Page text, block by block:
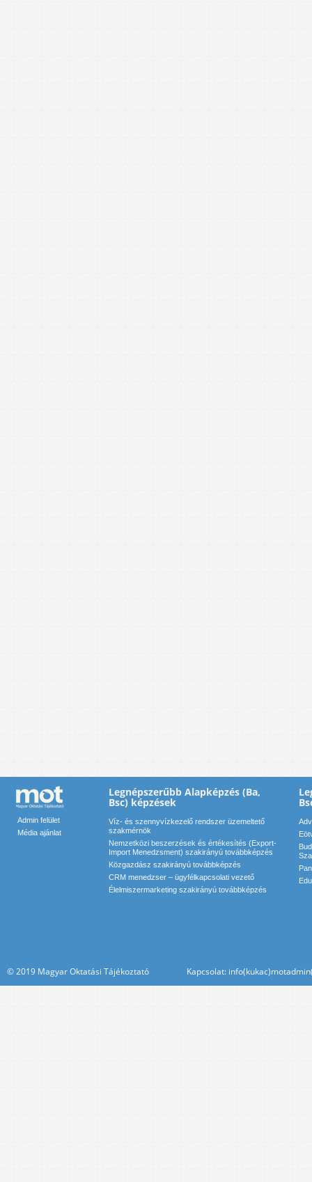
Admin felület
Média ajánlat
Legnépszerűbb Alapképzés (Ba,
Bsc) képzések
Víz- és szennyvízkezelő rendszer üzemeltető
szakmérnök
Nemzetközi beszerzések és értékesítés (Export-
Import Menedzsment) szakirányú továbbképzés
Közgazdász szakirányú továbbképzés
CRM menedzser – ügyfélkapcsolati vezető
Élelmiszermarketing szakirányú továbbképzés
© 2019 Magyar Oktatási Tájékoztató Kapcsolat: